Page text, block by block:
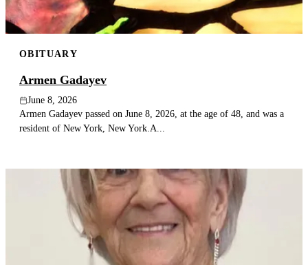
OBITUARY
Armen Gadayev
June 8, 2026
Armen Gadayev passed on June 8, 2026, at the age of 48, and was a
resident of New York, New York.A...